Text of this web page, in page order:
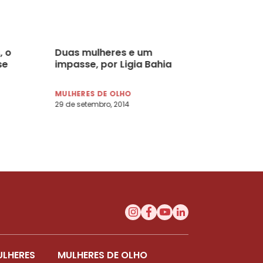
o
Duas mulheres e um
impasse, por Ligia Bahia
MULHERES DE OLHO
29 de setembro, 2014
MULHERES DE OLHO